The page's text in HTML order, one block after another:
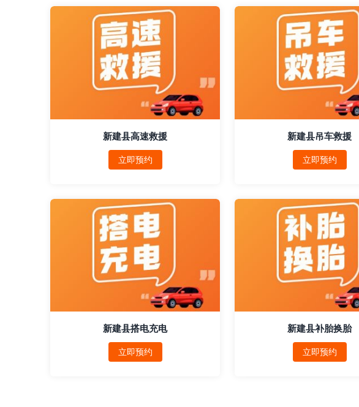
新建县高速救援
立即预约
新建县吊车救援
立即预约
新建县搭电充电
立即预约
新建县补胎换胎
立即预约